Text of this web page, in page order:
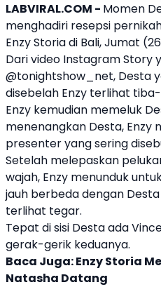
LABVIRAL.COM - Momen
menghadiri resepsi
Enzy Storiadi Bali, Jumat
Dari video Instagram Story
@tonightshow_net, Desta
disebelah Enzy terlihat
Enzy kemudian memeluk
menenangkan Desta, Enzy
presenter yang sering
Setelah melepaskan
wajah, Enzy menunduk
jauh berbeda dengan
terlihat tegar.
Tepat di sisi Desta ada
gerak-gerik keduanya.
Baca Juga:Enzy Storia
Natasha Datang